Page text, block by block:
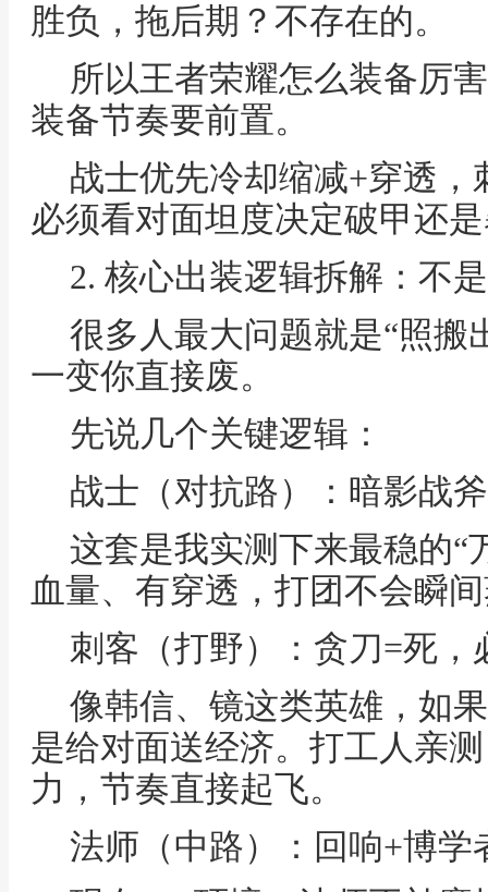
胜负，拖后期？不存在的。
所以王者荣耀怎么装备厉
装备节奏要前置。
战士优先冷却缩减+穿透
必须看对面坦度决定破甲还
2. 核心出装逻辑拆解：不
很多人最大问题就是“照搬
一变你直接废。
先说几个关键逻辑：
战士（对抗路）：暗影战
这套是我实测下来最稳的“
血量、有穿透，打团不会瞬
刺客（打野）：贪刀=死，
像韩信、镜这类英雄，如
是给对面送经济。打工人亲
力，节奏直接起飞。
法师（中路）：回响+博学